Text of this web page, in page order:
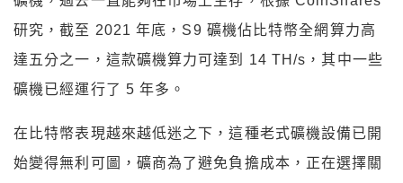
研究，截至 2021 年底，S9 礦機佔比特幣全網算力高
達五分之一，這款礦機算力可達到 14 TH/s，其中一些
礦機已經運行了 5 年多。
在比特幣表現越來越低迷之下，這種老式礦機設備已開
始變得無利可圖，礦商為了避免負擔成本，正在選擇關